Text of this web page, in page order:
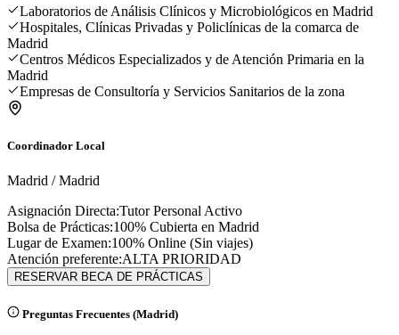
Laboratorios de Análisis Clínicos y Microbiológicos en Madrid
Hospitales, Clínicas Privadas y Policlínicas de la comarca de
Madrid
Centros Médicos Especializados y de Atención Primaria en la
Madrid
Empresas de Consultoría y Servicios Sanitarios de la zona
Coordinador Local
Madrid /Madrid
Asignación Directa:Tutor Personal Activo
Bolsa de Prácticas:100% Cubierta en Madrid
Lugar de Examen:100% Online (Sin viajes)
Atención preferente:ALTA PRIORIDAD
RESERVAR BECA DE PRÁCTICAS
Preguntas Frecuentes (Madrid)